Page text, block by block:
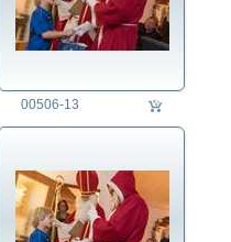
00506-13